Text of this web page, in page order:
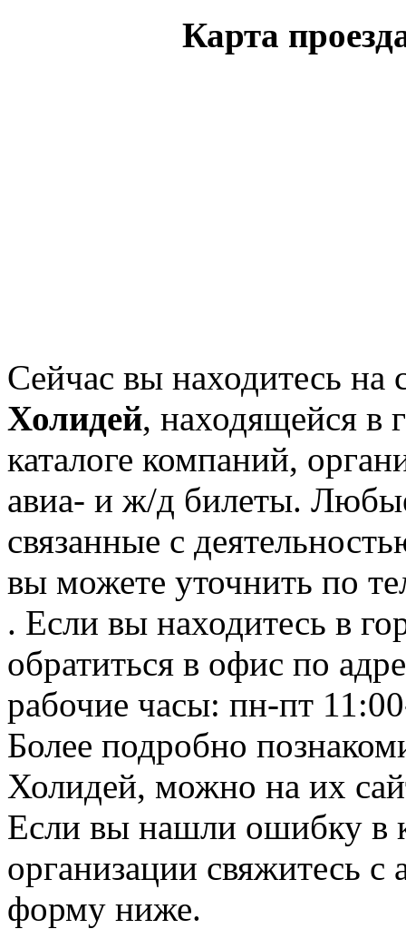
Карта
Сейчас вы находитесь на
Холидей, находящейся в
каталоге компаний,
авиа- и ж/д билеты.
связанные с
вы можете уточнить по
. Если вы находитесь в
обратиться в офис по
рабочие часы: пн-пт
Более подробно
Холидей, можно на их
Если вы нашли ошибку в
организации свяжитесь
форму ниже.